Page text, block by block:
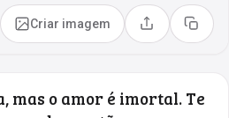
Criar imagem Compartilhar
Copiar
mas o amor é imortal. Te